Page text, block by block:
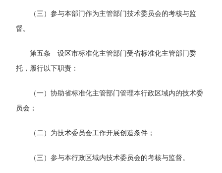
（三）参与本部门作为主管部门技术委员会的考核与监
督。
第五条 设区市标准化主管部门受省标准化主管部门委
托，履行以下职责：
（一）协助省标准化主管部门管理本行政区域内的技术委
员会；
（二）为技术委员会工作开展创造条件；
（三）参与本行政区域内技术委员会的考核与监督。